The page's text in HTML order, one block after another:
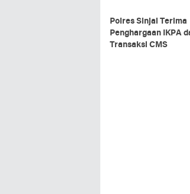
Polres Sinjai Terima
Penghargaan IKPA dan
Transaksi CMS